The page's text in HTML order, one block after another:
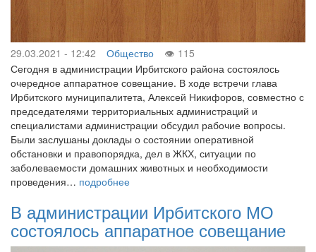
29.03.2021 - 12:42 Общество
115
Сегодня в администрации Ирбитского района состоялось
очередное аппаратное совещание. В ходе встречи глава
Ирбитского муниципалитета, Алексей Никифоров, совместно с
председателями территориальных администраций и
специалистами администрации обсудил рабочие вопросы.
Были заслушаны доклады о состоянии оперативной
обстановки и правопорядка, дел в ЖКХ, ситуации по
заболеваемости домашних животных и необходимости
проведения… подробнее
В администрации Ирбитского МО
состоялось аппаратное совещание